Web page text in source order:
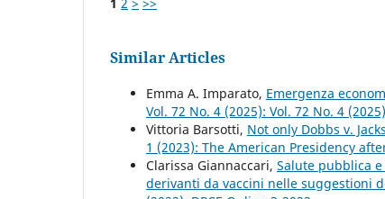
1 2 > >>
Similar Articles
Emma A. Imparato, Emergenza
Vol. 72 No. 4 (2025): Vol. 72 No. 4
Vittoria Barsotti, Not only Dobbs v.
1 (2023): The American Presidency
Clarissa Giannaccari, Salute pubblica
derivanti da vaccini nelle suggestioni